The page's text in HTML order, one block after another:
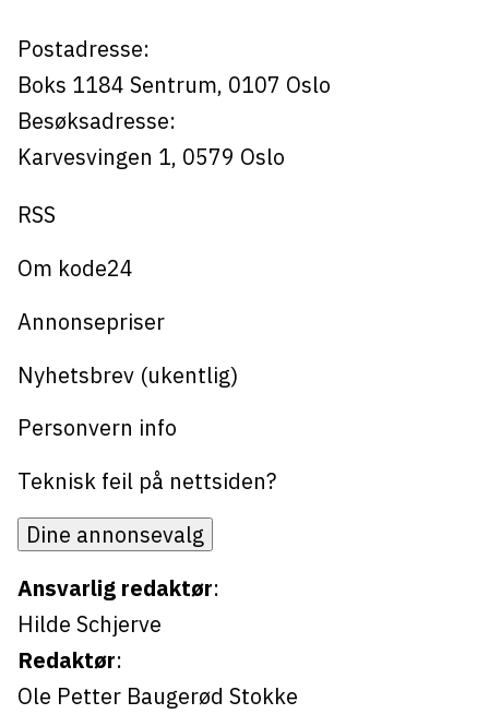
Postadresse:
Boks 1184 Sentrum, 0107 Oslo
Besøksadresse:
Karvesvingen 1, 0579 Oslo
RSS
Om kode24
Annonsepriser
Nyhetsbrev (ukentlig)
Personvern info
Teknisk feil på nettsiden?
Dine annonsevalg
Ansvarlig redaktør:
Hilde Schjerve
Redaktør:
Ole Petter Baugerød Stokke